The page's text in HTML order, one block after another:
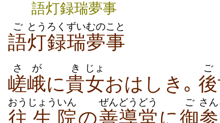
語灯録瑞夢事
語
ご
灯録
とうろく
瑞
ずい
夢
むの
事
こと
嵯峨
さが
に貴
き
女
じょ
おはしき｡
往
おう
生
じょう
院
いん
の善導
ぜんどう
堂
どう
に御
ご さ